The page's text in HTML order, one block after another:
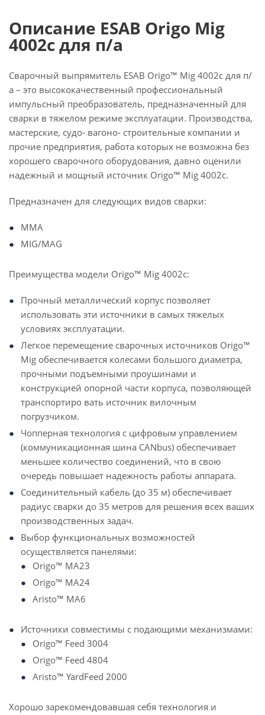
Описание ESAB Origo Mig
4002с для п/а
Сварочный выпрямитель ESAB Origo™ Mig 4002c для п/
а – это высококачественный профессиональный
импульсный преобразователь, предназначенный для
сварки в тяжелом режиме эксплуатации. Производства,
мастерские, судо- вагоно- строительные компании и
прочие предприятия, работа которых не возможна без
хорошего сварочного оборудования, давно оценили
надежный и мощный источник Origo™ Mig 4002c.
Предназначен для следующих видов сварки:
MMA
MIG/MAG
Преимущества модели Origo™ Mig 4002c:
Прочный металлический корпус позволяет
использовать эти источники в самых тяжелых
условиях эксплуатации.
Легкое перемещение сварочных источников Origo™
Mig обеспечивается колесами большого диаметра,
прочными подъемными проушинами и
конструкцией опорной части корпуса, позволяющей
транспортиро вать источник вилочным
погрузчиком.
Чопперная технология с цифровым управлением
(коммуникационная шина CANbus) обеспечивает
меньшее количество соединений, что в свою
очередь повышает надежность работы аппарата.
Соединительный кабель (до 35 м) обеспечивает
радиус сварки до 35 метров для решения всех ваших
производственных задач.
Выбор функциональных возможностей
осуществляется панелями:
Origo™ MA23
Origo™ MA24
Aristo™ MA6
Источники совместимы с подающими механизмами:
Origo™ Feed 3004
Origo™ Feed 4804
Aristo™ YardFeed 2000
Хорошо зарекомендовавшая себя технология и